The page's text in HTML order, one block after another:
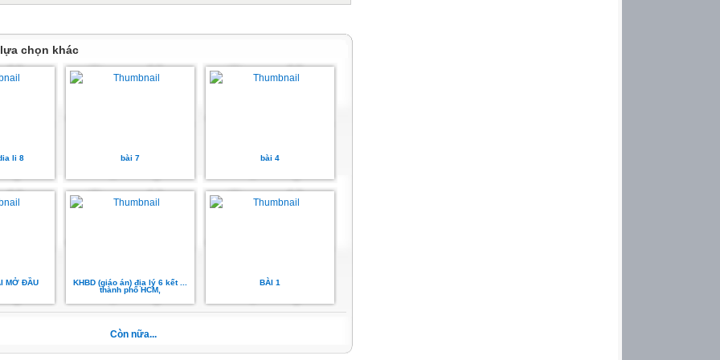
kĩ năng đã học: Xác định tọa độ địa lí của một địa điểm
bản đồ.
hệ giữa các yếu tố tự nhiên
truyền cho người thân về những giá trị mà bài học mang lại
trong các hoạt động học
ghi.
dựa vào kiến thức đã học và hiểu biết của mình để trả
trình sản phẩm, câu trả lời, bài làm của học sinh
chọn khác
li 8 bài 7 bài 4
MỞ ĐẦU
KHBD (giáo án) địa lý 6 kết ...
thành phố HCM,
BÀI 1
Còn nữa...